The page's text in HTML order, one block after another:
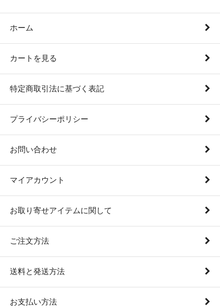
ホーム
カートを見る
特定商取引法に基づく表記
プライバシーポリシー
お問い合わせ
マイアカウント
お取り寄せアイテムに関して
ご注文方法
送料と発送方法
お支払い方法